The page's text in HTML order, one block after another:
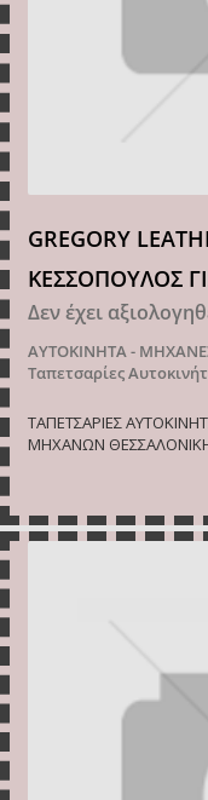
GREGORY
ΚΕΣΣΟΠΟΥΛΟΣ
Δεν έχει
ΑΥΤΟΚΙΝΗΤΑ -
Ταπετσαρίες
ΤΑΠΕΤΣΑΡΙΕΣ
ΜΗΧΑΝΩΝ